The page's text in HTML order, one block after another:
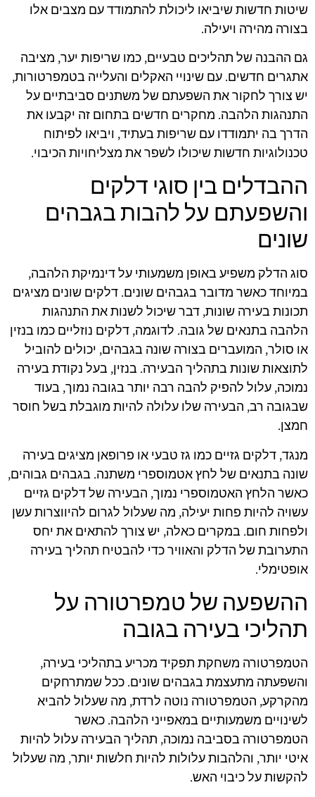
שיטות חדשות שיביאו ליכולת להתמודד עם מצבים אלו
בצורה מהירה ויעילה.
גם ההבנה של תהליכים טבעיים, כמו שריפות יער, מציבה
אתגרים חדשים. עם שינויי האקלים והעלייה בטמפרטורות,
יש צורך לחקור את השפעתם של משתנים סביבתיים על
התנהגות הלהבה. מחקרים חדשים בתחום זה יקבעו את
הדרך בה יתמודדו עם שריפות בעתיד, ויביאו לפיתוח
טכנולוגיות חדשות שיכולו לשפר את מצליחויות הכיבוי.
ההבדלים בין סוגי דלקים
והשפעתם על להבות בגבהים
שונים
סוג הדלק משפיע באופן משמעותי על דינמיקת הלהבה,
במיוחד כאשר מדובר בגבהים שונים. דלקים שונים מציגים
תכונות בעירה שונות, דבר שיכול לשנות את התנהגות
הלהבה בתנאים של גובה. לדוגמה, דלקים נוזליים כמו בנזין
או סולר, המועברים בצורה שונה בגבהים, יכולים להוביל
לתוצאות שונות בתהליך הבעירה. בנזין, בעל נקודת בעירה
נמוכה, עלול להפיק להבה רבה יותר בגובה נמוך, בעוד
שבגובה רב, הבעירה שלו עלולה להיות מוגבלת בשל חוסר
חמצן.
מנגד, דלקים גזיים כמו גז טבעי או פרופאן מציגים בעירה
שונה בתנאים של לחץ אטמוספרי משתנה. בגבהים גבוהים,
כאשר הלחץ האטמוספרי נמוך, הבעירה של דלקים גזיים
עשויה להיות פחות יעילה, מה שעלול לגרום להיווצרות עשן
ולפחות חום. במקרים כאלה, יש צורך להתאים את יחס
התערובת של הדלק והאוויר כדי להבטיח תהליך בעירה
אופטימלי.
ההשפעה של טמפרטורה על
תהליכי בעירה בגובה
הטמפרטורה משחקת תפקיד מכריע בתהליכי בעירה,
והשפעתה מתעצמת בגבהים שונים. ככל שמתרחקים
מהקרקע, הטמפרטורה נוטה לרדת, מה שעלול להביא
לשינויים משמעותיים במאפייני הלהבה. כאשר
הטמפרטורה בסביבה נמוכה, תהליך הבעירה עלול להיות
איטי יותר, והלהבות עלולות להיות חלשות יותר, מה שעלול
להקשות על כיבוי האש.